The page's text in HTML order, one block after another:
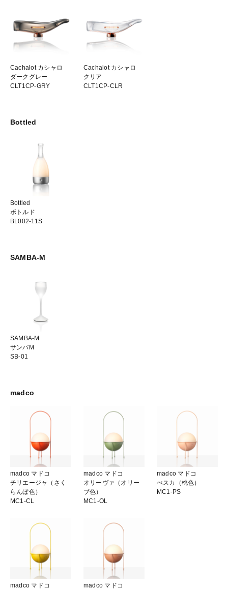
Cachalot カシャロ
ダークグレー
CLT1CP-GRY
Cachalot カシャロ
クリア
CLT1CP-CLR
Bottled
Bottled
ボトルド
BL002-11S
SAMBA-M
SAMBA-M
サンバM
SB-01
madco
madco マドコ
チリエージャ（さく
らんぼ色）
MC1-CL
madco マドコ
オリーヴァ（オリー
ブ色）
MC1-OL
madco マドコ
ぺスカ（桃色）
MC1-PS
madco マドコ
madco マドコ